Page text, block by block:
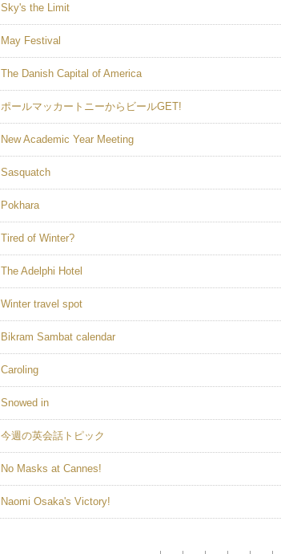
Sky's the Limit
May Festival
The Danish Capital of America
ポールマッカートニーからビールGET!
New Academic Year Meeting
Sasquatch
Pokhara
Tired of Winter?
The Adelphi Hotel
Winter travel spot
Bikram Sambat calendar
Caroling
Snowed in
今週の英会話トピック
No Masks at Cannes!
Naomi Osaka's Victory!